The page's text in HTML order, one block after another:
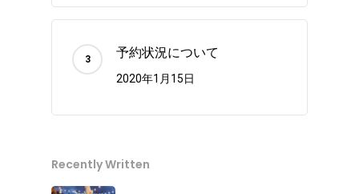
予約状況について
2020年1月15日
Recently Written